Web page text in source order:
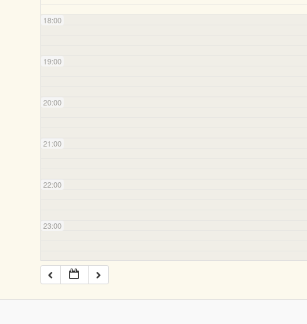
18:00
19:00
20:00
21:00
22:00
23:00